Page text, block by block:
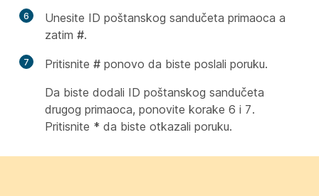
6
Unesite ID poštanskog sandučeta primaoca a
zatim #.
7 Pritisnite # ponovo da biste poslali poruku.
Da biste dodali ID poštanskog sandučeta
drugog primaoca, ponovite korake 6 i 7.
Pritisnite * da biste otkazali poruku.